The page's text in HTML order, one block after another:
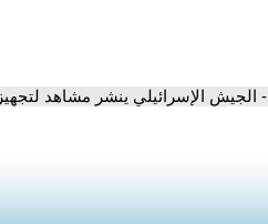
- الجيش الإسرائيلي ينشر مشاهد